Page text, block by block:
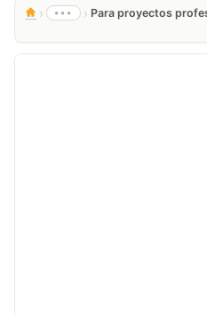
› ••• ›